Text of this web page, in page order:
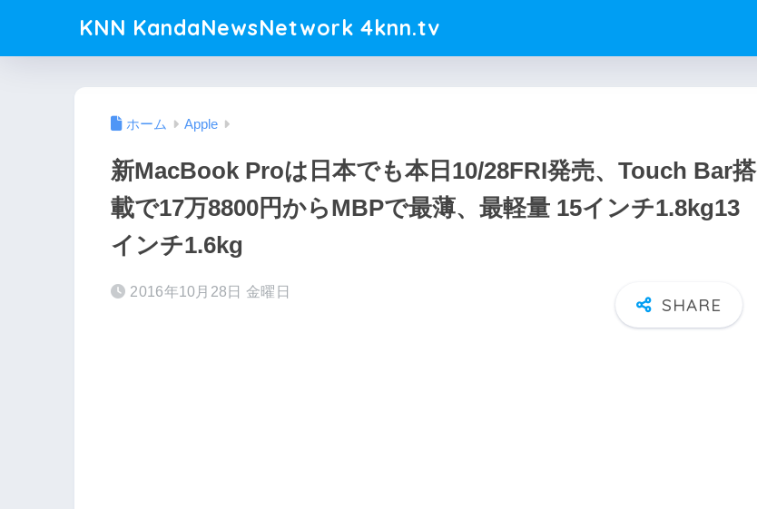
KNN KandaNewsNetwork 4knn.tv
ホーム Apple
新MacBook Proは日本でも本日10/28FRI発売、Touch Bar搭
載で17万8800円からMBPで最薄、最軽量 15インチ1.8kg13
インチ1.6kg
2016年10月28日 金曜日